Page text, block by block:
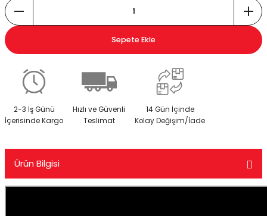
Sepete Ekle
2-3 İş Günü
İçerisinde Kargo
Hızlı ve Güvenli
Teslimat
14 Gün İçinde
Kolay Değişim/İade
Ürün Bilgisi